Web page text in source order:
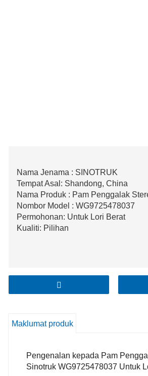
Nama Jenama : SINOTRUK
Tempat Asal: Shandong, China
Nama Produk : Pam Penggalak
Nombor Model : WG9725478037
Permohonan: Untuk Lori Berat
Kualiti: Pilihan
Maklumat produk
Pengenalan kepada Pam
Sinotruk WG9725478037 Untuk